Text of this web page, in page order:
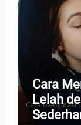
Cara
Lelah